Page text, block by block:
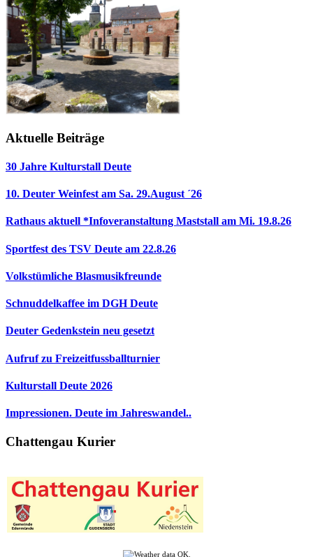
Aktuelle Beiträge
30 Jahre Kulturstall Deute
10. Deuter Weinfest am Sa. 29.August ´26
Rathaus aktuell *Infoveranstaltung Maststall am Mi. 19.8.26
Sportfest des TSV Deute am 22.8.26
Volkstümliche Blasmusikfreunde
Schnuddelkaffee im DGH Deute
Deuter Gedenkstein neu gesetzt
Aufruf zu Freizeitfussballturnier
Kulturstall Deute 2026
Impressionen. Deute im Jahreswandel..
Chattengau Kurier